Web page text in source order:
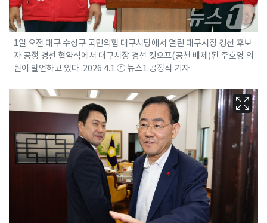
1일 오전 대구 수성구 국민의힘 대구시당에서 열린 대구시장 경선 후보
자 공정 경선 협약식에서 대구시장 경선 컷오프(공천 배제)된 주호영 의
원이 발언하고 있다. 2026.4.1 ⓒ 뉴스1 공정식 기자